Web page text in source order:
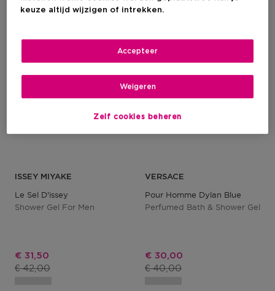
ISSEY MIYAKE
Le Sel D'issey
Shower Gel For Men
Kortingsprijs
€ 31,50
Productprijs
€ 42,00
-25%
VERSACE
Pour Homme Dylan Blue
Perfumed Bath & Shower Gel
Kortingsprijs
€ 30,00
Productprijs
€ 40,00
keuze altijd wijzigen of intrekken.
Zelf cookies beheren
Weigeren
Accepteer